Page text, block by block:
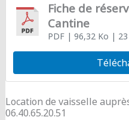
Fiche de
Cantine
PDF| 96,32 Ko | 23
Location de vaisselle
06.40.65.20.51